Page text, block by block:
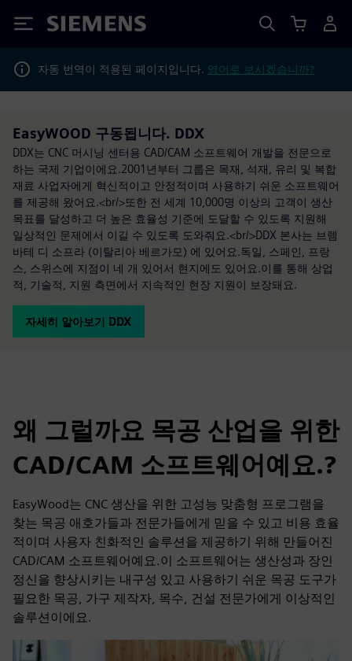
Siemens
자동 번역이 적용된 페이지입니다. 영어로 보시겠습니까?
EasyWOOD 구동됩니다. DDX
DDX는 CNC 머시닝 센터용 CAD/CAM 소프트웨어 개발을 전문으로
하는 국제 기업이에요.2001년부터 그룹은 목재, 석재, 유리 및 복합
재료 사업자에게 혁신적이고 안정적이며 사용하기 쉬운 소프트웨어
를 제공해 왔어요.<br/>또한 전 세계 10,000명 이상의 고객이 생산
목표를 달성하고 더 높은 효율성 기준에 도달할 수 있도록 지원해
일상적인 문제에서 이길 수 있도록 도와줘요.<br/>DDX 본사는 브렘
바테 디 소프라 (이탈리아 베르가모) 에 있어요.독일, 스페인, 프랑
스, 스위스에 지점이 네 개 있어서 현지에도 있어요.이를 통해 상업
적, 기술적, 지원 측면에서 지속적인 현장 지원이 보장돼요.
자세히 알아보기 DDX
왜 그럴까요 목공 산업을 위한
CAD/CAM 소프트웨어예요.?
EasyWood는 CNC 생산을 위한 고성능 맞춤형 프로그램을
찾는 목공 애호가들과 전문가들에게 믿을 수 있고 비용 효율
적이며 사용자 친화적인 솔루션을 제공하기 위해 만들어진
CAD/CAM 소프트웨어예요.이 소프트웨어는 생산성과 장인
정신을 향상시키는 내구성 있고 사용하기 쉬운 목공 도구가
필요한 목공, 가구 제작자, 목수, 건설 전문가에게 이상적인
솔루션이에요.